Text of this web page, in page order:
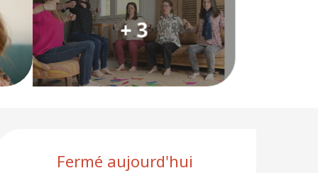
+ 3
et
Fermé aujourd'hui